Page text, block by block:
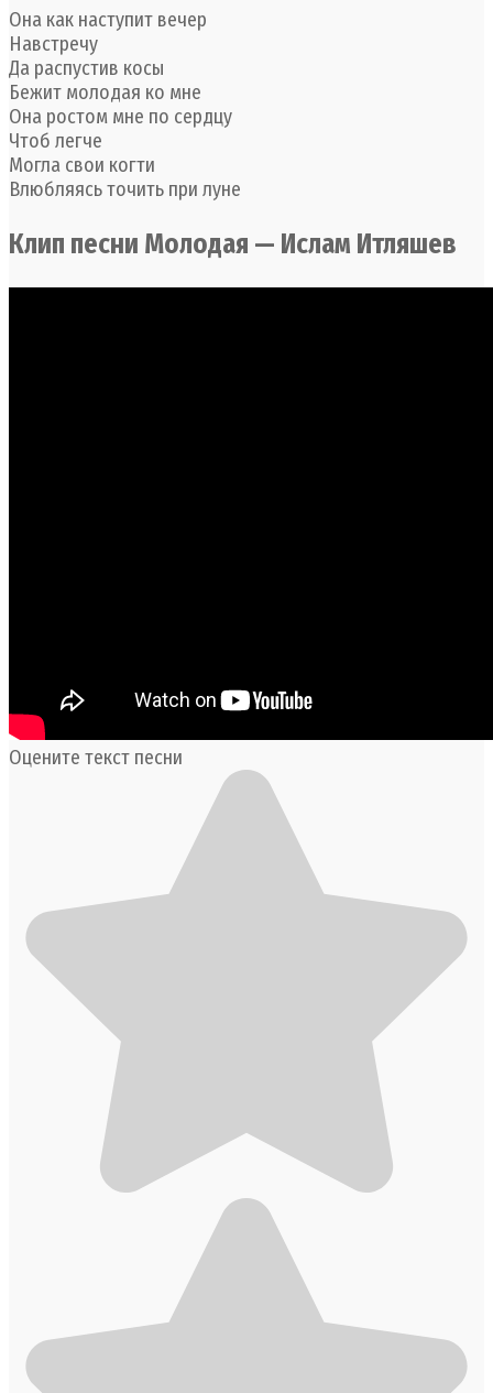
Она как наступит вечер
Навстречу
Да распустив косы
Бежит молодая ко мне
Она ростом мне по сердцу
Чтоб легче
Могла свои когти
Влюбляясь точить при луне
Клип песни Молодая — Ислам Итляшев
Оцените текст песни